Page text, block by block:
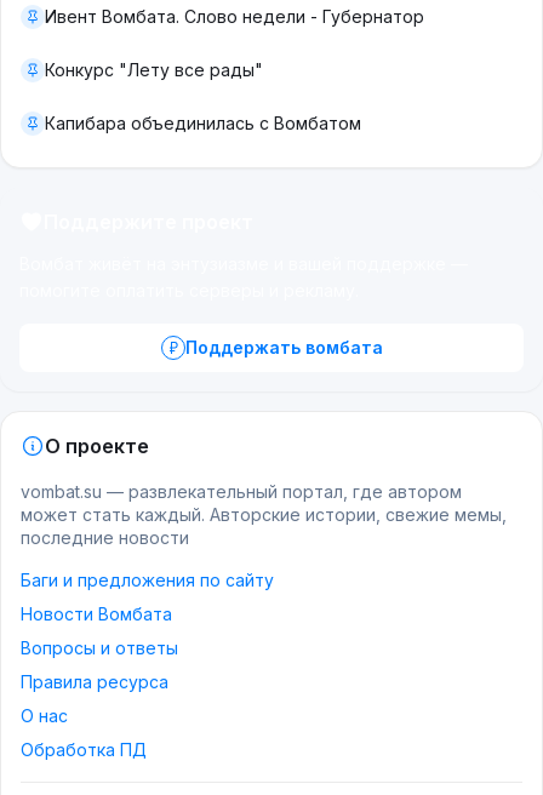
Ивент Вомбата. Слово недели - Губернатор
Конкурс "Лету все рады"
Капибара объединилась с Вомбатом
Поддержать вомбата
О проекте
vombat.su — развлекательный портал, где автором
может стать каждый. Авторские истории, свежие мемы,
последние новости
Баги и предложения по сайту
Новости Вомбата
Вопросы и ответы
Правила ресурса
О нас
Обработка ПД